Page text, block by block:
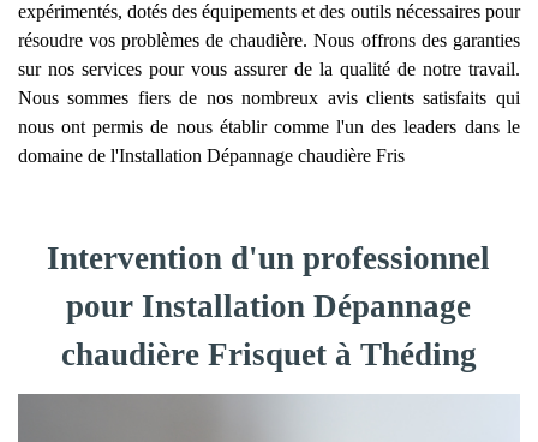
expérimentés, dotés des équipements et des outils nécessaires pour
résoudre vos problèmes de chaudière. Nous offrons des garanties
sur nos services pour vous assurer de la qualité de notre travail.
Nous sommes fiers de nos nombreux avis clients satisfaits qui
nous ont permis de nous établir comme l'un des leaders dans le
domaine de l'Installation Dépannage chaudière Fris
Intervention d'un professionnel
pour Installation Dépannage
chaudière Frisquet à Théding